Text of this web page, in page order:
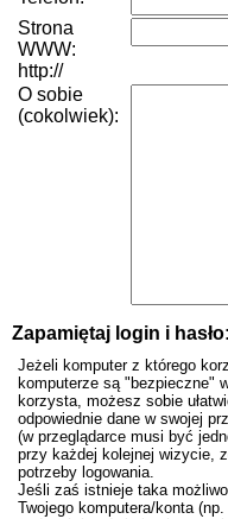
Strona
WWW:
http://
O sobie
(cokolwiek):
Zapamiętaj login i hasło:
Jeżeli komputer z którego
komputerze są "bezpieczne"
korzysta, możesz sobie
odpowiednie dane w swojej
(w przeglądarce musi być
przy każdej kolejnej wizycie,
potrzeby logowania.
Jeśli zaś istnieje taka
Twojego komputera/konta